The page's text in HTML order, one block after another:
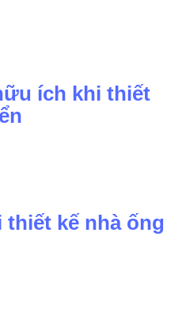
ích khi thiết
kế nhà ống